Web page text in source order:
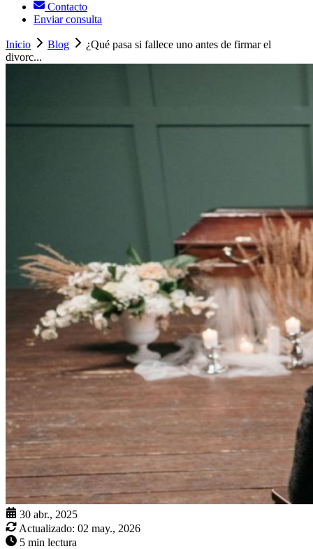
Contacto
Enviar consulta
Inicio Blog
¿Qué pasa si fallece uno antes de firmar el
divorc...
30 abr., 2025
Actualizado: 02 may., 2026
5 min lectura